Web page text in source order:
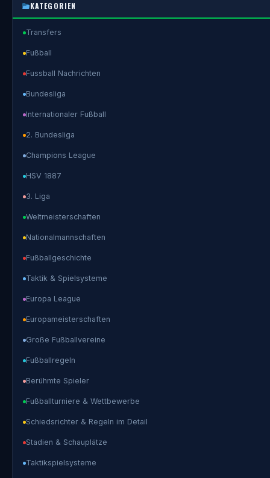
KATEGORIEN
Transfers
Fußball
Fussball Nachrichten
Bundesliga
Internationaler Fußball
2. Bundesliga
Champions League
HSV 1887
3. Liga
Weltmeisterschaften
Nationalmannschaften
Fußballgeschichte
Taktik & Spielsysteme
Europa League
Europameisterschaften
Große Fußballvereine
Fußballregeln
Berühmte Spieler
Fußballturniere & Wettbewerbe
Schiedsrichter & Regeln im Detail
Stadien & Schauplätze
Taktikspielsysteme